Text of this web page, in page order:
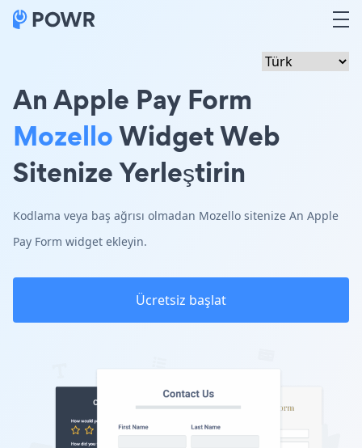
An Apple Pay Form
MozelloWidget Web
Sitenize Yerleştirin
Kodlama veya baş ağrısı olmadan Mozello sitenize An Apple
Pay Form widget ekleyin.
Ücretsiz başlat